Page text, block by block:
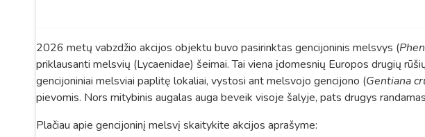
2026 metų vabzdžio akcijos objektu buvo pasirinktas gencijoninis melsvys (
priklausanti melsvių (Lycaenidae) šeimai. Tai viena įdomesnių Europos drugių
gencijoniniai melsviai paplitę lokaliai, vystosi ant melsvojo gencijono (Gentiana
pievomis. Nors mitybinis augalas auga beveik visoje šalyje, pats drugys
Plačiau apie gencijoninį melsvį skaitykite akcijos aprašyme: